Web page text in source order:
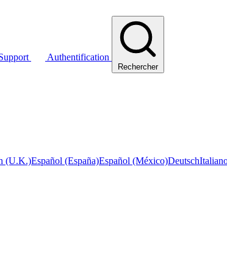
Authentification
Rechercher
(U.K.)Español (España)Español (México)Deutsch